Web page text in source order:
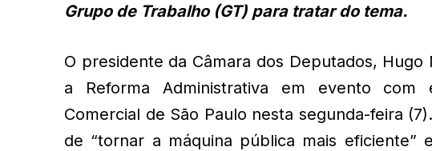
Grupo de Trabalho (GT) para tratar do tema.
O presidente da Câmara dos Deputados,
a Reforma Administrativa em evento com
Comercial de São Paulo nesta segunda-feira
de “tornar a máquina pública mais eficiente”